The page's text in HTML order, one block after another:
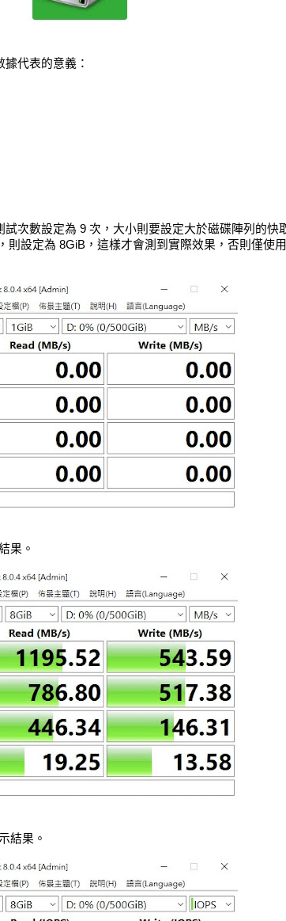
代表的意義：
次數設定為 9 次，大小則要設定大於磁碟陣列的快
則設定為 8GiB，這樣才會測到實際效果，否則僅使
果。
結果。